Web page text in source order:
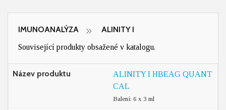
IMUNOANALÝZA ALINITY I
Související produkty obsažené v katalogu.
Název produktu
ALINITY I HBEAG QUANT
CAL
Balení: 6 x 3 ml